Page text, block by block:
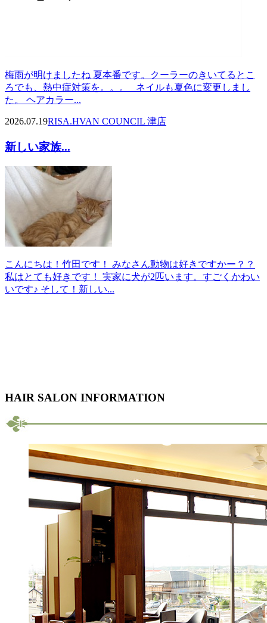
梅雨が明けましたね 夏本番です。クーラーのきいてるとこ
ろでも、熱中症対策を。。。 ネイルも夏色に変更しまし
た。 ヘアカラー...
2026.07.19RISA.HVAN COUNCIL 津店
新しい家族...
こんにちは！竹田です！ みなさん動物は好きですかー？？
私はとても好きです！ 実家に犬が2匹います。すごくかわい
いです♪ そして！新しい...
HAIR SALON INFORMATION